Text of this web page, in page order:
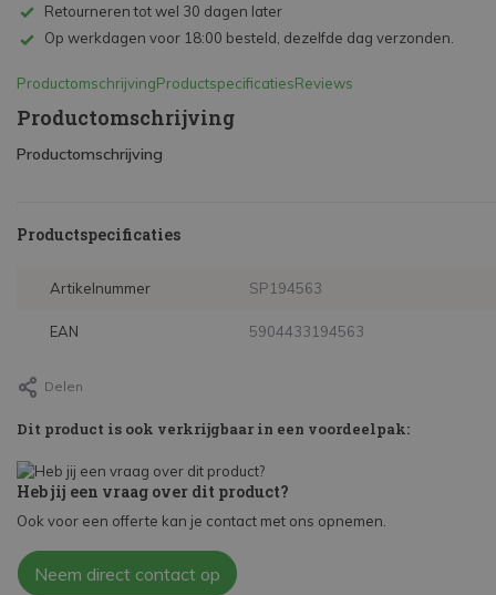
Retourneren tot wel 30 dagen later
Op werkdagen voor 18:00 besteld, dezelfde dag verzonden.
ProductomschrijvingProductspecificatiesReviews
Productomschrijving
Productomschrijving
Productspecificaties
Artikelnummer SP194563
EAN 5904433194563
Delen
Dit product is ook verkrijgbaar in een voordeelpak:
Heb jij een vraag over dit product?
Ook voor een offerte kan je contact met ons opnemen.
Neem direct contact op